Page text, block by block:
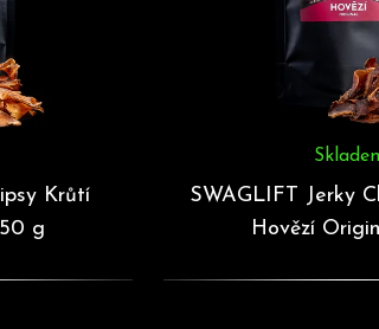
Krůtí
g
SWAGLIFT Jerky
Hovězí